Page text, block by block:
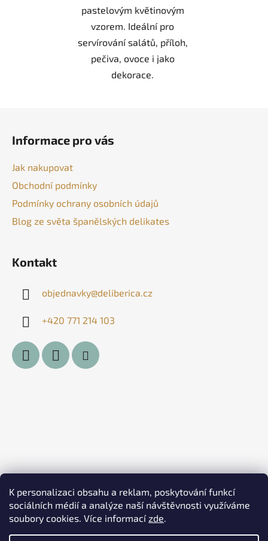
K personalizaci obsahu a reklam, poskytování funkcí
sociálních médií a analýze naší návštěvnosti využíváme
soubory cookies. Více informacízde.
pastelovým květinovým
vzorem. Ideální pro
servírování salátů, příloh,
pečiva, ovoce i jako
dekorace.
Informace pro vás
Jak nakupovat
Obchodní podmínky
Podmínky ochrany osobních údajů
Blog ze světa španělských delikates
Kontakt
objednavky@deliberica.cz
+420 771 214 103